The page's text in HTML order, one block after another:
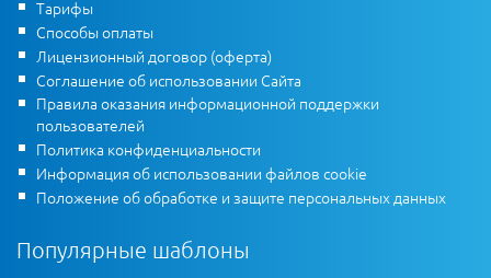
Тарифы
Способы оплаты
Лицензионный договор (оферта)
Соглашение об использовании Сайта
Правила оказания информационной поддержки
пользователей
Политика конфиденциальности
Информация об использовании файлов cookie
Положение об обработке и защите персональных данных
Популярные шаблоны